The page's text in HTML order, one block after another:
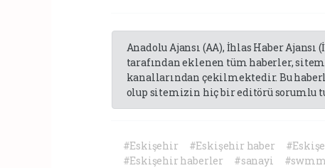
Anadolu Ajansı (AA), İhlas Haber
tarafından eklenen tüm haberler,
kanallarından çekilmektedir. Bu
olup sitemizin hiç bir editörü sorumlu
#Eskişehir #Eskişehir haber
#Eskişehir haberler
#sanayi